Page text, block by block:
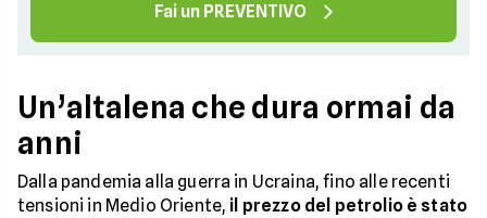
Fai un PREVENTIVO
Un’altalena che dura ormai da
anni
Dalla pandemia alla guerra in Ucraina, fino alle recenti
tensioni in Medio Oriente, il prezzo del petrolio è stato